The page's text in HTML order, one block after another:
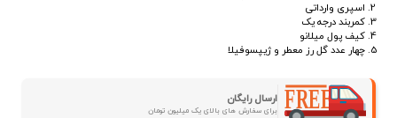
اسپری وارداتی
کمربند درجه یک
کیف پول میلانو
چهار عدد گل رز معطر و ژیپسوفیلا
ارسال رایگان
برای سفارش های بالای یک میلیون تومان